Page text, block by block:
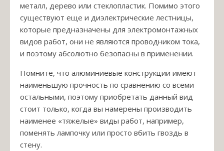
металл, дерево или стеклопластик. Помимо этого
существуют еще и диэлектрические лестницы,
которые предназначены для электромонтажных
видов работ, они не являются проводником тока,
и поэтому абсолютно безопасны в применении.
Помните, что алюминиевые конструкции имеют
наименьшую прочность по сравнению со всеми
остальными, поэтому приобретать данный вид
стоит только, когда вы намерены производить
наименее «тяжелые» виды работ, например,
поменять лампочку или просто вбить гвоздь в
стену.